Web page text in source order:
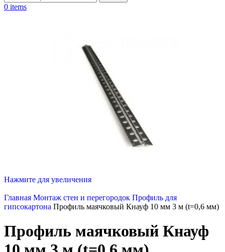
0 items
Нажмите для увеличения
Главная Монтаж стен и перегородок Профиль для
гипсокартона Профиль маячковый Кнауф 10 мм 3 м (t=0,6 мм)
Профиль маячковый Кнауф